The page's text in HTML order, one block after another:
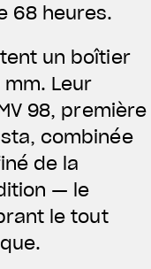
68 heures.
un boîtier
Leur
98, première
combinée
de la
— le
le tout